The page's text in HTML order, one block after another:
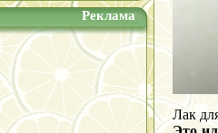
Реклама
Лак